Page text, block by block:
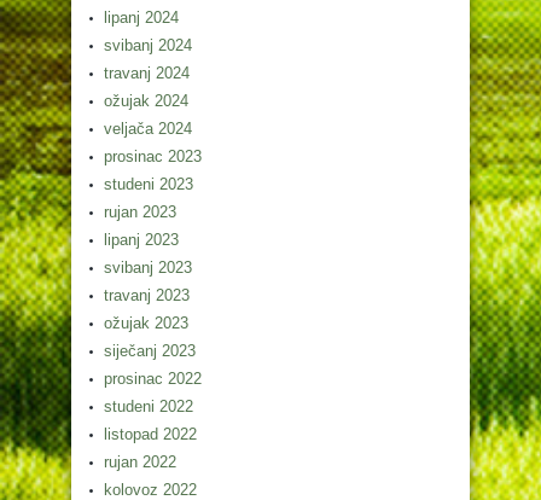
lipanj 2024
svibanj 2024
travanj 2024
ožujak 2024
veljača 2024
prosinac 2023
studeni 2023
rujan 2023
lipanj 2023
svibanj 2023
travanj 2023
ožujak 2023
siječanj 2023
prosinac 2022
studeni 2022
listopad 2022
rujan 2022
kolovoz 2022